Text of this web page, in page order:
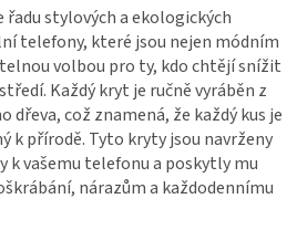
l
á
d
a
c
í
p
r
v
řadu stylových a ekologických
telefony, které jsou nejen módním
volbou pro ty, kdo chtějí snížit
Každý kryt je ručně vyráběn z
což znamená, že každý kus je
k přírodě. Tyto kryty jsou navrženy
k vašemu telefonu a poskytly mu
nárazům a každodennímu